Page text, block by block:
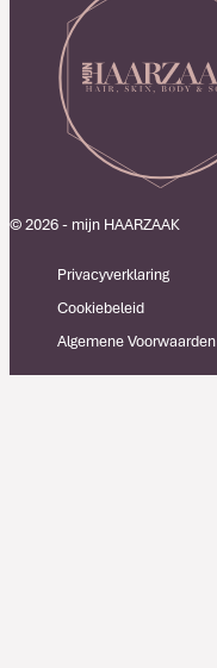
© 2026 - mijn HAARZAAK
Privacyverklaring
Cookiebeleid
Algemene Voorwaarden